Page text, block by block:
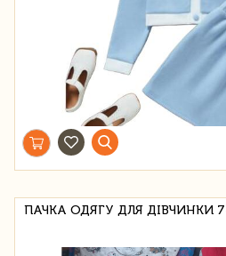
ПАЧКА ОДЯГУ ДЛЯ ДІВЧИНКИ